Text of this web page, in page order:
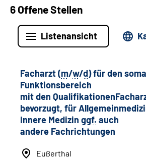
6 Offene Stellen
Listenansicht
Facharzt (m/w/d) für den
Funktionsbereich
mit den
bevorzugt, für
Innere Medizin ggf. auch
andere Fachrichtungen
Eußerthal